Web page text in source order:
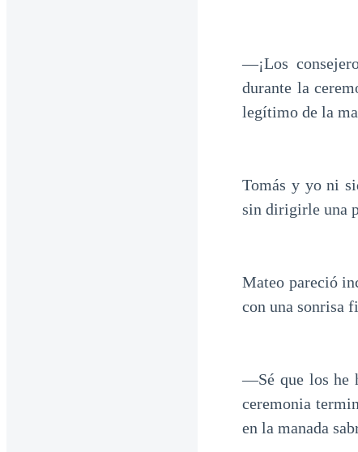
—¡Los
durante la
legítimo de la
Tomás y yo ni
sin dirigirle una
Mateo pareció
con una sonrisa
—Sé que los he
ceremonia
en la manada